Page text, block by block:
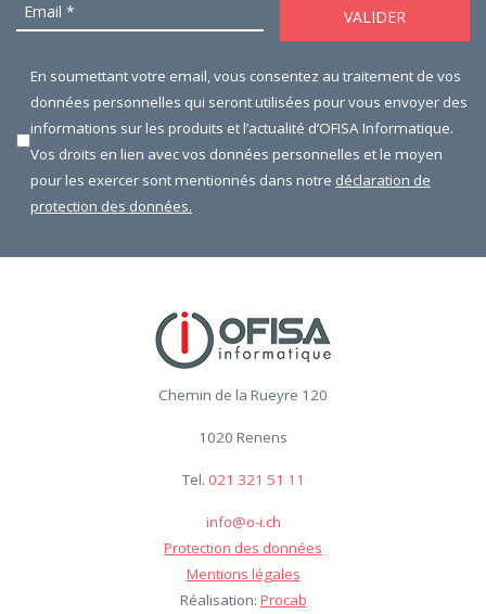
En soumettant votre email, vous consentez au traitement de vos
données personnelles qui seront utilisées pour vous envoyer des
informations sur les produits et l’actualité d’OFISA Informatique.
Vos droits en lien avec vos données personnelles et le moyen
pour les exercer sont mentionnés dans notre déclaration de
protection des données.
Chemin de la Rueyre 120
1020 Renens
Tel. 021 321 51 11
info@o-i.ch
Protection des données
Mentions légales
Réalisation: Procab